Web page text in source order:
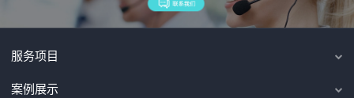
服务项目
案例展示